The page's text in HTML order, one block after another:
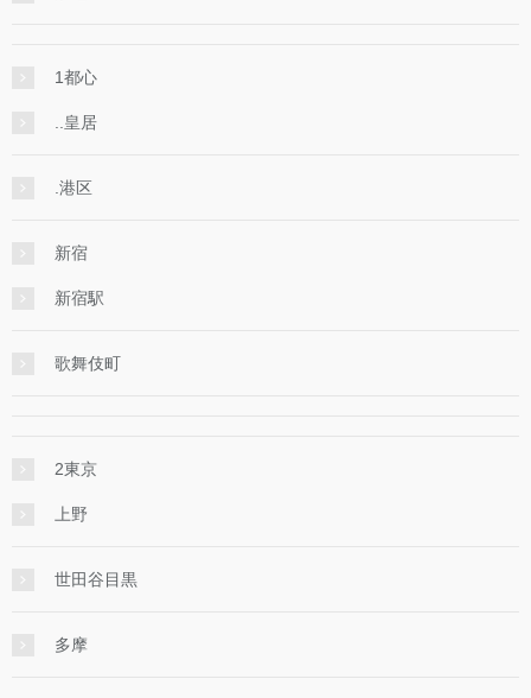
1都心
..皇居
.港区
新宿
新宿駅
歌舞伎町
2東京
上野
世田谷目黒
多摩